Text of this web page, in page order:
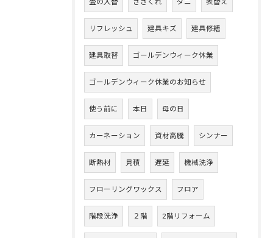
畳の入替 ささくれ ダニ 表替え
リフレッシュ 建具キズ 建具修繕
建具取替 ゴールデンウィーク休業
ゴールデンウィーク休業のお知らせ
使う前に 本日 母の日
カーネーション 資材高騰 シンナー
断熱材 見積 遅延 機械洗浄
フローリングワックス フロア
階段洗浄 ２階 2階リフォーム